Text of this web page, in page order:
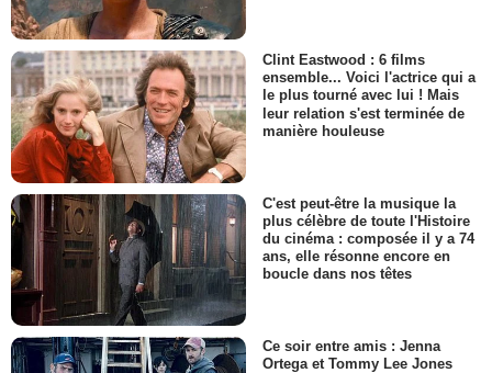
Clint Eastwood : 6 films
ensemble... Voici l'actrice qui a
le plus tourné avec lui ! Mais
leur relation s'est terminée de
manière houleuse
C'est peut-être la musique la
plus célèbre de toute l'Histoire
du cinéma : composée il y a 74
ans, elle résonne encore en
boucle dans nos têtes
Ce soir entre amis : Jenna
Ortega et Tommy Lee Jones